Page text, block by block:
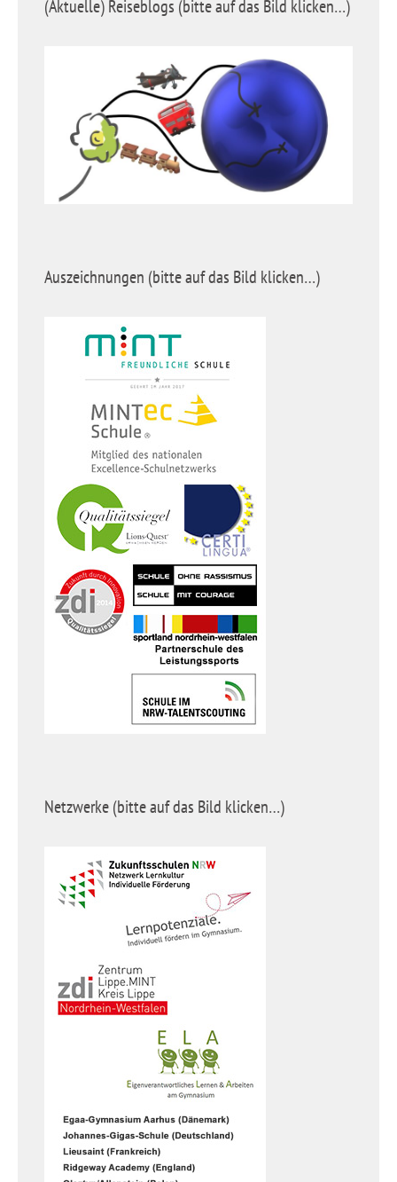
(Aktuelle) Reiseblogs (bitte auf das Bild klicken…)
Auszeichnungen (bitte auf das Bild klicken…)
Netzwerke (bitte auf das Bild klicken…)